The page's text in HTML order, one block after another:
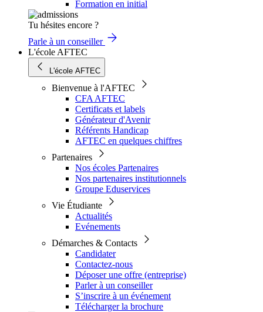
Formation en initial
Tu hésites encore ?
Parle à un conseiller
L'école AFTEC
L'école AFTEC
Bienvenue à l'AFTEC
CFA AFTEC
Certificats et labels
Générateur d'Avenir
Référents Handicap
AFTEC en quelques chiffres
Partenaires
Nos écoles Partenaires
Nos partenaires institutionnels
Groupe Eduservices
Vie Étudiante
Actualités
Evénements
Démarches & Contacts
Candidater
Contactez-nous
Déposer une offre (entreprise)
Parler à un conseiller
S’inscrire à un événement
Télécharger la brochure